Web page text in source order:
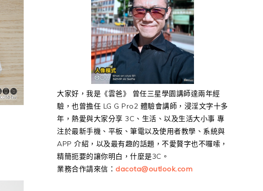
大家好，我是《雲爸》 曾任三星學園講師達兩年經
驗，也曾擔任 LG G Pro2 體驗會講師，浸淫文字十多
年，熱愛與大家分享 3C、生活、以及生活大小事 專
注於最新手機、平板、筆電以及使用者教學、系統與
APP 介紹，以及最有趣的話題，不愛贅字也不囉嗦，
精簡扼要的讓你明白，什麼是3C。
業務合作請來信： dacota@outlook.com